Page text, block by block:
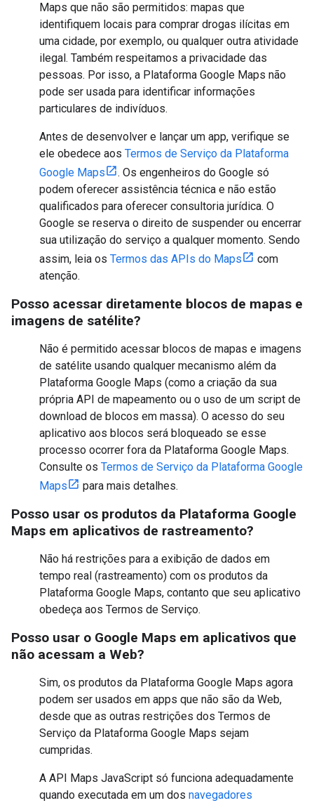
Maps que não são permitidos: mapas que
identifiquem locais para comprar drogas ilícitas em
uma cidade, por exemplo, ou qualquer outra atividade
ilegal. Também respeitamos a privacidade das
pessoas. Por isso, a Plataforma Google Maps não
pode ser usada para identificar informações
particulares de indivíduos.
Antes de desenvolver e lançar um app, verifique se
ele obedece aos Termos de Serviço da Plataforma
Google Maps
. Os engenheiros do Google só
podem oferecer assistência técnica e não estão
qualificados para oferecer consultoria jurídica. O
Google se reserva o direito de suspender ou encerrar
sua utilização do serviço a qualquer momento. Sendo
assim, leia os Termos das APIs do Maps
com
atenção.
Posso acessar diretamente blocos de mapas e
imagens de satélite?
Não é permitido acessar blocos de mapas e imagens
de satélite usando qualquer mecanismo além da
Plataforma Google Maps (como a criação da sua
própria API de mapeamento ou o uso de um script de
download de blocos em massa). O acesso do seu
aplicativo aos blocos será bloqueado se esse
processo ocorrer fora da Plataforma Google Maps.
Consulte os Termos de Serviço da Plataforma Google
Maps
para mais detalhes.
Posso usar os produtos da Plataforma Google
Maps em aplicativos de rastreamento?
Não há restrições para a exibição de dados em
tempo real (rastreamento) com os produtos da
Plataforma Google Maps, contanto que seu aplicativo
obedeça aos Termos de Serviço.
Posso usar o Google Maps em aplicativos que
não acessam a Web?
Sim, os produtos da Plataforma Google Maps agora
podem ser usados em apps que não são da Web,
desde que as outras restrições dos Termos de
Serviço da Plataforma Google Maps sejam
cumpridas.
A API Maps JavaScript só funciona adequadamente
quando executada em um dos navegadores